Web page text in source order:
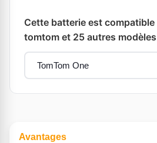
Cette batterie est
tomtom et 25 autres modèles
Avantages